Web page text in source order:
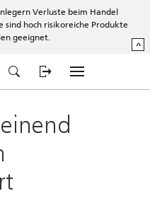
Verluste beim Handel
hoch risikoreiche Produkte
geeignet.
^